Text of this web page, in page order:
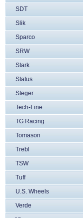
SDT
Slik
Sparco
SRW
Stark
Status
Steger
Tech-Line
TG Racing
Tomason
Trebl
TSW
Tuff
U.S. Wheels
Verde